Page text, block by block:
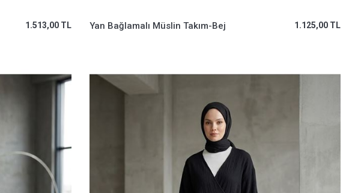
1.513,00 TL Yan Bağlamalı Müslin Takım-Bej 1.125,00 TL